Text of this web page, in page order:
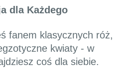
dla Każdego
fanem klasycznych róż,
kwiaty - w
coś dla siebie.